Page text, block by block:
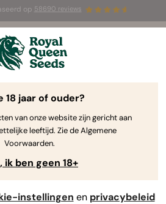
op 58690 reviews
Auto zaadjesGRATIS voor de
18 jaar of ouder?
van onze website zijn gericht aan
leeftijd. Zie de Algemene
Voorwaarden.
ik ben geen 18+
instellingen en privacybeleid